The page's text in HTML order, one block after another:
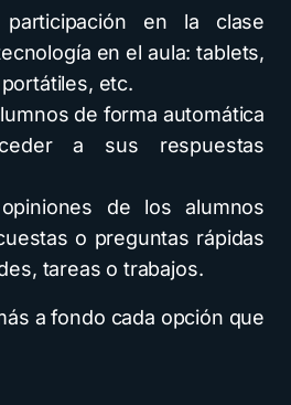
en la clase
en el aula: tablets,
etc.
de forma automática
a sus respuestas
de los alumnos
o preguntas rápidas
tareas o trabajos.
a fondo cada opción que